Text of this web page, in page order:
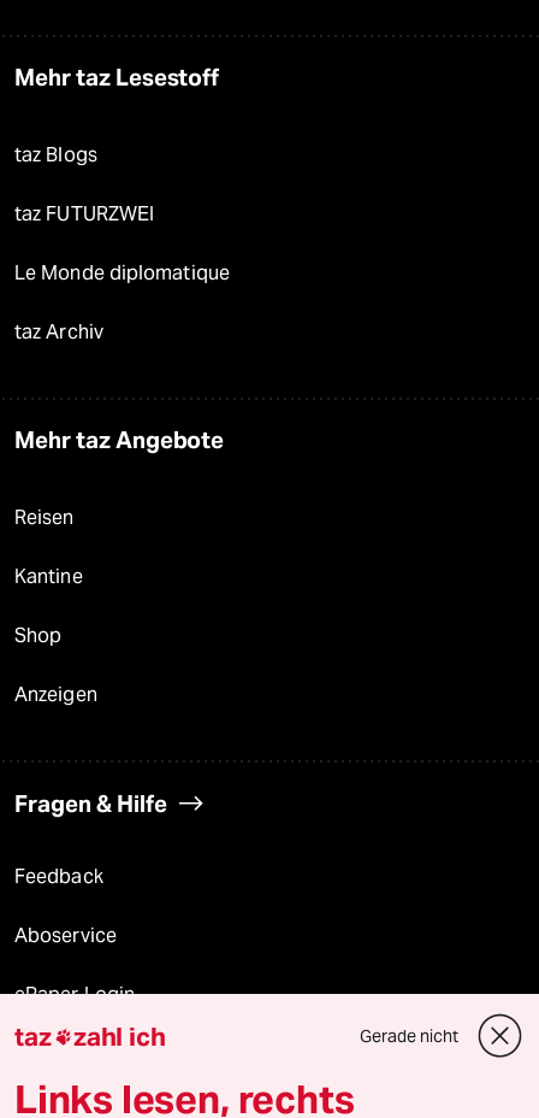
Mehr taz Lesestoff
taz Blogs
taz FUTURZWEI
Le Monde diplomatique
taz Archiv
Mehr taz Angebote
Reisen
Kantine
Shop
Anzeigen
Fragen & Hilfe
Feedback
Aboservice
ePaper Login
Downloads für Abonnierende
taz zahl ich Gerade nicht
Links lesen, rechts